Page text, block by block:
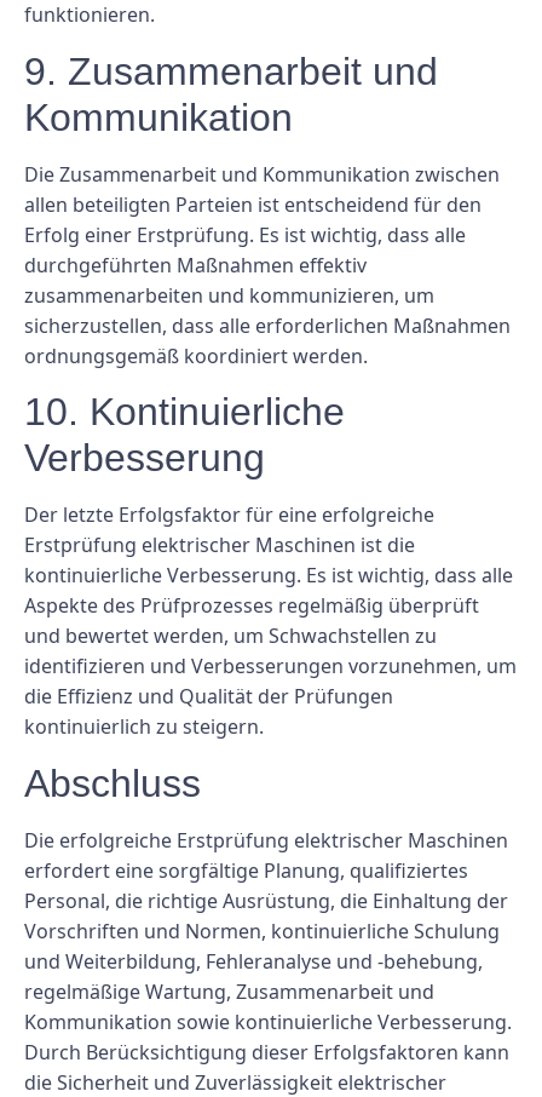
funktionieren.
9. Zusammenarbeit und
Kommunikation
Die Zusammenarbeit und Kommunikation zwischen
allen beteiligten Parteien ist entscheidend für den
Erfolg einer Erstprüfung. Es ist wichtig, dass alle
durchgeführten Maßnahmen effektiv
zusammenarbeiten und kommunizieren, um
sicherzustellen, dass alle erforderlichen Maßnahmen
ordnungsgemäß koordiniert werden.
10. Kontinuierliche
Verbesserung
Der letzte Erfolgsfaktor für eine erfolgreiche
Erstprüfung elektrischer Maschinen ist die
kontinuierliche Verbesserung. Es ist wichtig, dass alle
Aspekte des Prüfprozesses regelmäßig überprüft
und bewertet werden, um Schwachstellen zu
identifizieren und Verbesserungen vorzunehmen, um
die Effizienz und Qualität der Prüfungen
kontinuierlich zu steigern.
Abschluss
Die erfolgreiche Erstprüfung elektrischer Maschinen
erfordert eine sorgfältige Planung, qualifiziertes
Personal, die richtige Ausrüstung, die Einhaltung der
Vorschriften und Normen, kontinuierliche Schulung
und Weiterbildung, Fehleranalyse und -behebung,
regelmäßige Wartung, Zusammenarbeit und
Kommunikation sowie kontinuierliche Verbesserung.
Durch Berücksichtigung dieser Erfolgsfaktoren kann
die Sicherheit und Zuverlässigkeit elektrischer